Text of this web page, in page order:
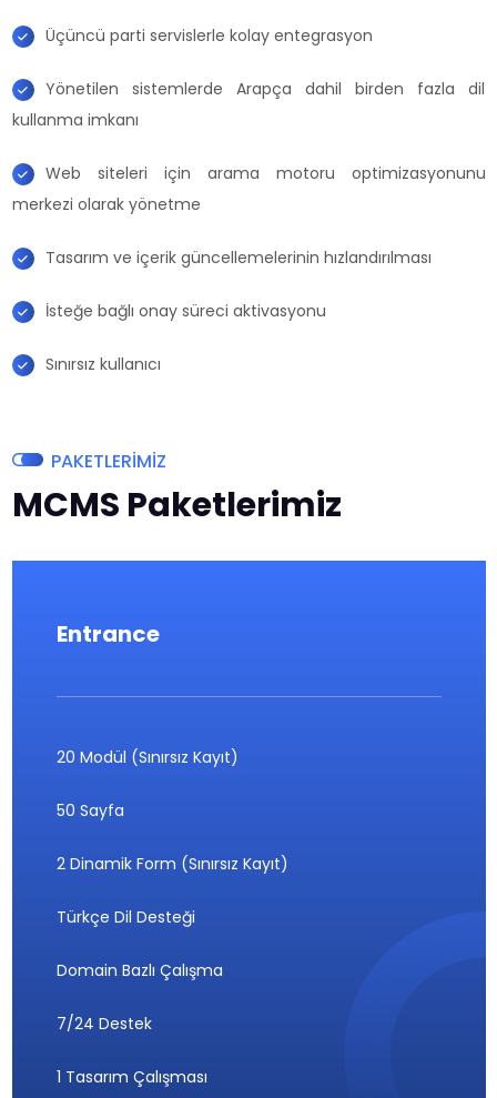
Üçüncü parti servislerle kolay entegrasyon
Yönetilen sistemlerde Arapça dahil birden fazla dil
kullanma imkanı
Web siteleri için arama motoru optimizasyonunu
merkezi olarak yönetme
Tasarım ve içerik güncellemelerinin hızlandırılması
İsteğe bağlı onay süreci aktivasyonu
Sınırsız kullanıcı
PAKETLERİMİZ
MCMS Paketlerimiz
Entrance
20 Modül (Sınırsız Kayıt)
50 Sayfa
2 Dinamik Form (Sınırsız Kayıt)
Türkçe Dil Desteği
Domain Bazlı Çalışma
7/24 Destek
1 Tasarım Çalışması